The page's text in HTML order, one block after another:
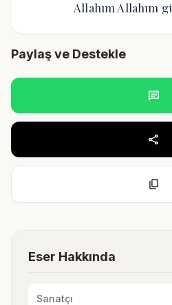
Allahım Allahım
Paylaş ve Destekle
chat
share
content_copy
Eser Hakkında
Sanatçı